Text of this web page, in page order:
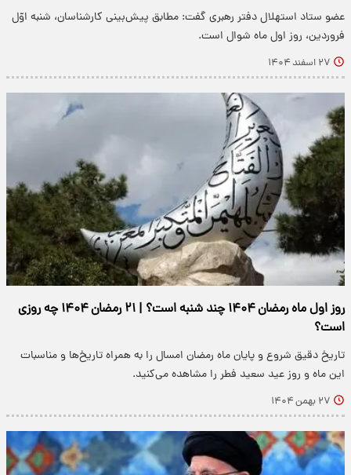
عضو ستاد استهلال دفتر رهبری گفت: مطابق پیش‌بینی کارشناسان، شنبه اوّل
فروردین، روز اول ماه شوال است.
۲۷ اسفند ۱۴۰۴
روز اول ماه رمضان ۱۴۰۴ چند شنبه است؟ | ۲۱ رمضان ۱۴۰۴ چه روزی
است؟
تاریخ دقیق شروع و پایان ماه رمضان امسال را به همراه تاریخ‌ها و مناسبات
این ماه و روز عید سعید فطر را مشاهده می‌کنید.
۲۷ بهمن ۱۴۰۴